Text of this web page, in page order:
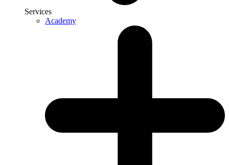
Services
Academy